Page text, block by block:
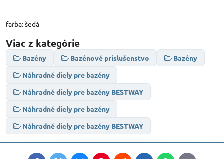
farba: šedá
Viac z kategórie
Bazény Bazénové príslušenstvo
Bazény
Náhradné diely pre bazény
Náhradné diely pre bazény BESTWAY
Náhradné diely pre bazény
Náhradné diely pre bazény BESTWAY